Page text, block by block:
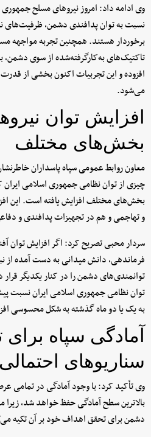
وی ادامه داد: امروز نیروهای مسلح
نسبت به توان پدافندی دشمن، ظرفیت‌های
برخوردار هستند. همچنین تجربه مواجهه
تاکتیک‌های به‌کارگرفته‌شده از سوی دشمن،
افزوده و این تجربیات اکنون بخشی از
می‌شود.
افزایش توان
بخش‌های مختلف
معاون روابط عمومی سپاه پاسداران
چیزی از توان نظامی جمهوری اسلامی ایران
بخش‌های مختلف افزایش یافته است. این
و تهاجمی و هم در تجهیزات پدافندی و
سردار محبی تصریح کرد: اگر افزایش توان
فرماندهی، دانش میدانی به دست آمده از
توانمندی‌های دشمن را در کنار یکدیگر
توان نظامی جمهوری اسلامی ایران نسبت
به یک یا دو ماه گذشته به شکل محسوسی
آمادگی سپاه برای
سناریوهای احتمالی
وی تأکید کرد: با وجود آمادگی در تمامی
بالاترین سطح آمادگی حفظ خواهد شد،
دشمن برای تحقق اهداف خود بر آن تکیه